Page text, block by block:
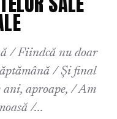
/ Fiindcă nu doar
/ Și final
ani, aproape, / Am
/...